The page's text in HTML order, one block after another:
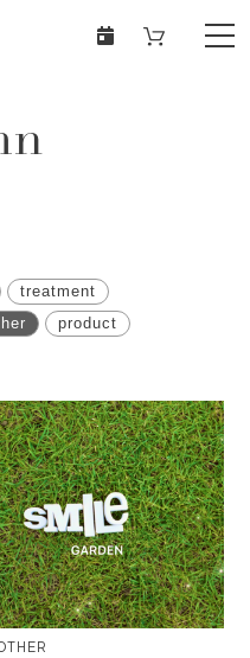
treatment
product